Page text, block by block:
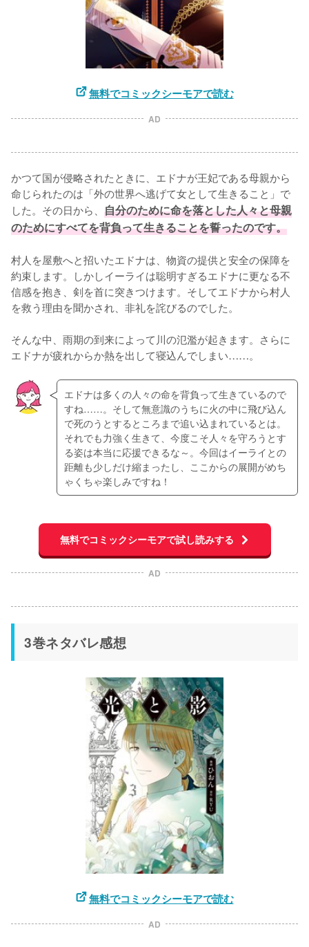
無料でコミックシーモアで読む
AD
かつて国が侵略されたときに、エドナが王妃である母親から
命じられたのは「外の世界へ逃げて女として生きること」で
した。その日から、 自分のために命を落とした人々と母親
のためにすべてを背負って生きることを誓ったのです。
村人を屋敷へと招いたエドナは、物資の提供と安全の保障を
約束します。しかしイーライは聡明すぎるエドナに更なる不
信感を抱き、剣を首に突きつけます。そしてエドナから村人
を救う理由を聞かされ、非礼を詫びるのでした。
そんな中、雨期の到来によって川の氾濫が起きます。さらに
エドナが疲れからか熱を出して寝込んでしまい……。
エドナは多くの人々の命を背負って生きているので
すね……。そして無意識のうちに火の中に飛び込ん
で死のうとするところまで追い込まれているとは。
それでも力強く生きて、今度こそ人々を守ろうとす
る姿は本当に応援できるな～。今回はイーライとの
距離も少しだけ縮まったし、ここからの展開がめち
ゃくちゃ楽しみですね！
無料でコミックシーモアで試し読みする
AD
3巻ネタバレ感想
無料でコミックシーモアで読む
AD